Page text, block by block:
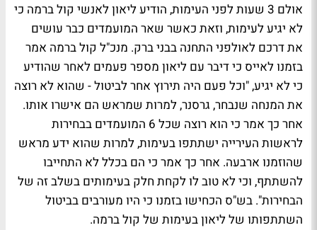
אולם 3 שעות לפני העימות, הודיע ליאון לאנשי קול ברמה כי
לא יגיע לעימות, וזאת כאשר שאר המועמדים כבר עושים
את דרכם לאולפני התחנה בבני ברק. מנכ"ל קול ברמה אמר
בזמנו לאייס כי דיבר עם ליאון מספר פעמים לאחר שהודיע
כי לא יגיע, "וכל פעם היה תירוץ אחר לביטול - שהוא לא רוצה
את המנחה שנבחר, גרסנר, למרות שמראש הם אישרו אותו.
אחר כך אמר כי הוא רוצה שכל 6 המועמדים בבחירות
לראשות העירייה ישתתפו בעימות, למרות שהוא ידע מראש
שהוזמנו ארבעה. אחר כך אמר כי הם בכלל לא התחייבו
להשתתף, וכי לא טוב לו לקחת חלק בעימותים בשלב זה של
הבחירות". בש"ס הכחישו בזמנו כי היו מעורבים בביטול
השתתפותו של ליאון בעימות של קול ברמה.